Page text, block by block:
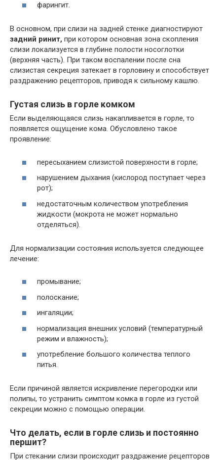
фарингит.
В основном, при слизи на задней стенке диагностируют
задний ринит, при котором основная зона скопления
слизи локализуется в глубине полости носоглотки
(верхняя часть). При таком воспалении после сна
слизистая секреция затекает в горловину и способствует
раздражению рецепторов, приводя к сильному кашлю.
Густая слизь в горле комком
Если выделяющаяся слизь накапливается в горле, то
появляется ощущение кома. Обусловлено такое
проявление:
пересыханием слизистой поверхности в горле;
нарушением дыхания (кислород поступает через
рот);
недостаточным количеством употребления
жидкости (мокрота не может нормально
отделяться).
Для нормализации состояния используется следующее
лечение:
промывание;
полоскание;
ингаляции;
нормализация внешних условий (температурный
режим и влажность);
употребление большого количества теплого
питья.
Если причиной является искривление перегородки или
полипы, то устранить симптом комка в горле из густой
секреции можно с помощью операции.
Что делать, если в горле слизь и постоянно
першит?
При стекании слизи происходит раздражение рецепторов